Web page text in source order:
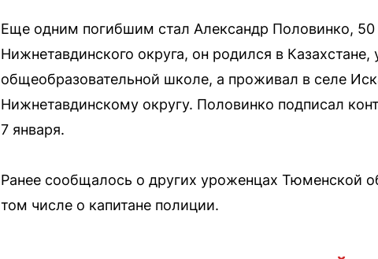
Еще одним погибшим стал Александр Половинко,
Нижнетавдинского округа, он родился в
общеобразовательной школе, а проживал в селе
Нижнетавдинскому округу. Половинко подписал
7 января.
Ранее сообщалось о других уроженцах Тюменской
том числе о капитане полиции.